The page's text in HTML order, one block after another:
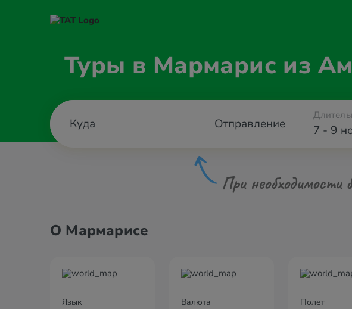
Туры в Мармарис из
Отправление 7 - 9
При необходимости
О Мармарисе
Язык Валюта Полет